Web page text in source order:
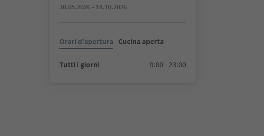
30.05.2026 - 18.10.2026
Orari d'apertura Cucina aperta
Tutti i giorni 9:00 - 23:00